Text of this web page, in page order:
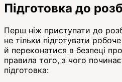
Підготовка до
Перш ніж приступати до
не тільки підготувати
й переконатися в безпеці
правила того, з чого
підготовка: